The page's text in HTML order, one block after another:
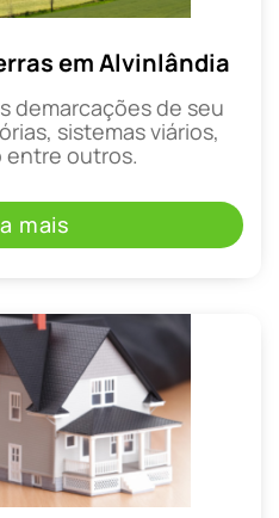
em Alvinlândia
demarcações de seu
sistemas viários,
outros.
mais